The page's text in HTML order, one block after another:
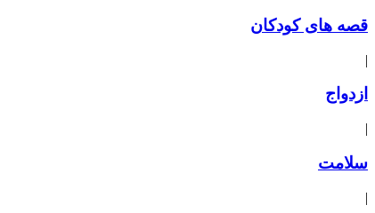
قصه های کودکان
|
ازدواج
|
سلامت
|